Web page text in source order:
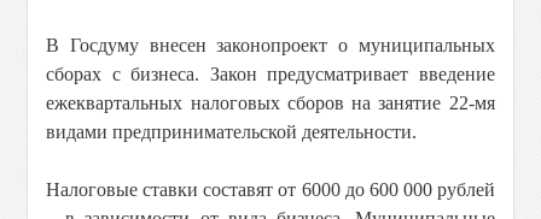
В Госдуму внесен законопроект о муниципальных
сборах с бизнеса. Закон предусматривает введение
ежеквартальных налоговых сборов на занятие 22-мя
видами предпринимательской деятельности.
Налоговые ставки составят от 6000 до 600 000 рублей